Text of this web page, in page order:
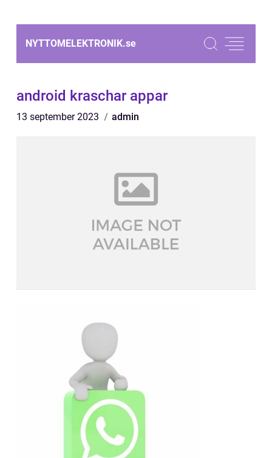
NYTTOMELEKTRONIK.se
android kraschar appar
13 september 2023 admin